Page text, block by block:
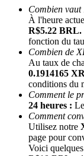
Affiliés Bitrue
Jusqu'à 65 %
Parrainage
Combien
À l'heure
R$5.22 BRL.
fonction du
Combien de
Au taux de
0.1914165
conditions du
Comment le
24 heures :
Comment
Utilisez notre
page pour
Voici